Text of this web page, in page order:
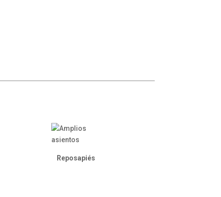
Reposapiés